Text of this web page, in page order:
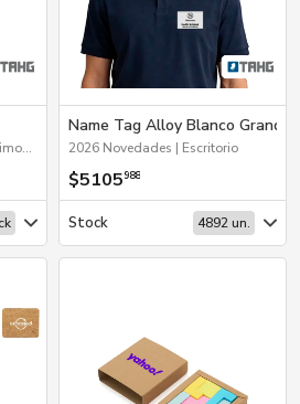
Escritorio | Tecnología | Próximos Arribos
Name Tag Alloy Blanco Grande
2026 Novedades | Escritorio
$5105988
Stock 4892 un.